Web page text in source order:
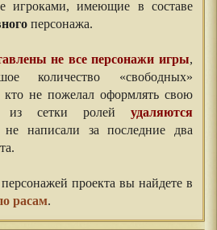
игроками, имеющие в составе
персонажа.
не все персонажи игры,
количество «свободных»
не пожелал оформлять свою
из сетки ролей удаляются
не написали за последние два
персонажей проекта вы найдете в
расам.